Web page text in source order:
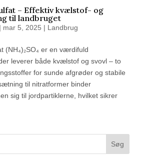
– Effektiv kvælstof- og
til landbruget
mar 5, 2025 | Landbrug
(NH₄)₂SO₄ er en værdifuld
leverer både kvælstof og svovl – to
for sunde afgrøder og stabile
til nitratformer binder
sig til jordpartiklerne, hvilket sikrer
Søg